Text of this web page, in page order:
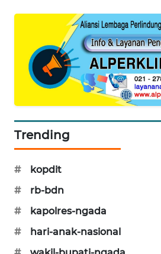
Trending
#
kopdit
#
rb-bdn
#
kapolres-ngada
#
hari-anak-nasional
KRT
KARING
NEWS
HUMBANG
GARONGGANG
FISUELRI